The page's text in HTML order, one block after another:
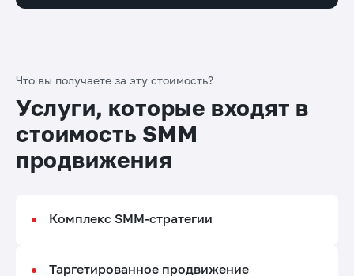
Что вы получаете за эту стоимость?
Услуги, которые входят в
стоимость SMM
продвижения
Комплекс SMM-стратегии
Таргетированное продвижение